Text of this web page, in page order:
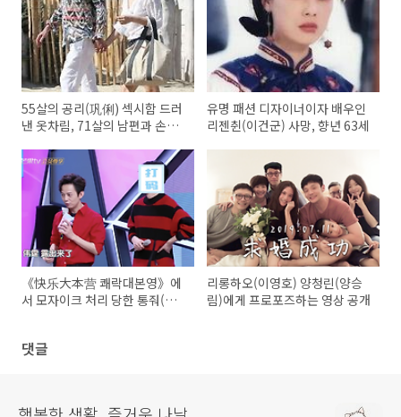
55살의 공리(巩俐) 섹시함 드러
낸 옷차림, 71살의 남편과 손깍
유명 패션 디자이너이자 배우인
리젠췬(이건군) 사망, 향년 63세
《快乐大本营 쾌락대본영》에
서 모자이크 처리 당한 통줘(동
리롱하오(이영호) 양청린(양승
림)에게 프로포즈하는 영상 공개
댓글